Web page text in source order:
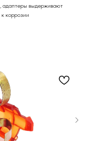
, адаптеры выдерживают
коррозии